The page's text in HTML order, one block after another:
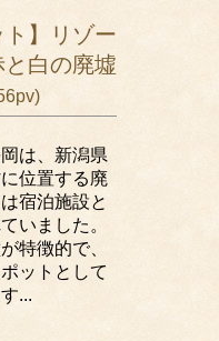
ト】リゾー
と白の廃墟
は、新潟県
位置する廃
宿泊施設と
いました。
特徴的で、
ットとして
...